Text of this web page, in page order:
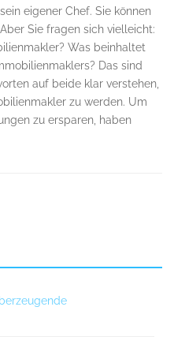
eigener Chef. Sie können
Sie fragen sich vielleicht:
Was beinhaltet
Das sind
auf beide klar verstehen,
zu werden. Um
zu ersparen, haben